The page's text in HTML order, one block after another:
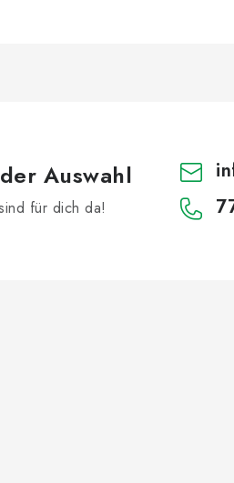
Auswahl
für dich da!